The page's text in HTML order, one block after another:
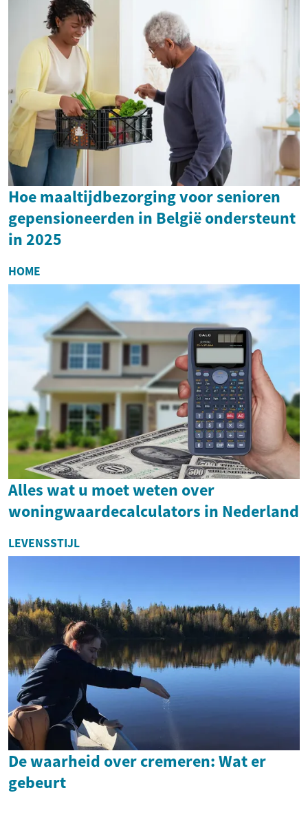
Hoe maaltijdbezorging voor senioren
gepensioneerden in België ondersteunt
in 2025
HOME
Alles wat u moet weten over
woningwaardecalculators in Nederland
LEVENSSTIJL
De waarheid over cremeren: Wat er
gebeurt